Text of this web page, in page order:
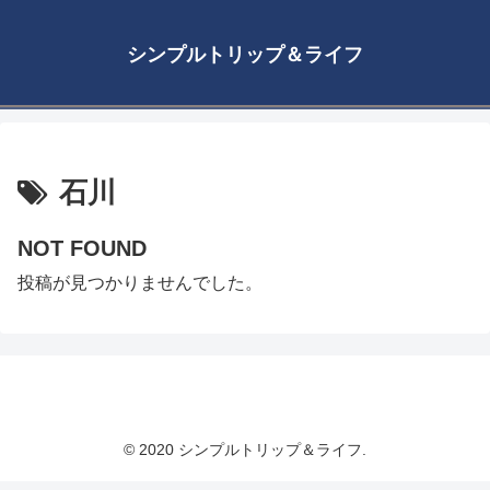
シンプルトリップ＆ライフ
石川
NOT FOUND
投稿が見つかりませんでした。
© 2020 シンプルトリップ＆ライフ.